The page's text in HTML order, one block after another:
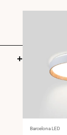
Προμηθευτής:
Barcelona LED